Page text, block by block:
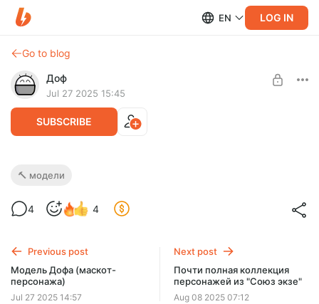
EN LOG IN
Go to blog
Доф
Jul 27 2025 15:45
SUBSCRIBE
Полная коллекция персонажей пародии
Уф!
Пять десять
🔨 модели
4 4
Previous post
Модель Дофа (маскот-
персонажа)
Jul 27 2025 14:57
Next post
Почти полная коллекция
персонажей из "Союз экзе"
Aug 08 2025 07:12